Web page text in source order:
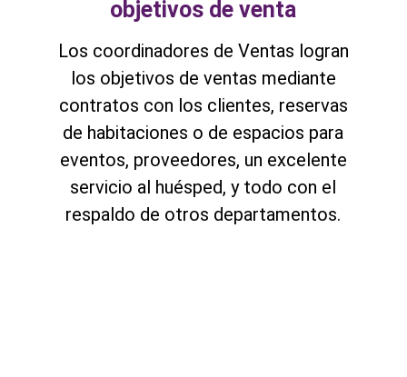
objetivos de venta
Los coordinadores de Ventas logran
los objetivos de ventas mediante
contratos con los clientes, reservas
de habitaciones o de espacios para
eventos, proveedores, un excelente
servicio al huésped, y todo con el
respaldo de otros departamentos.